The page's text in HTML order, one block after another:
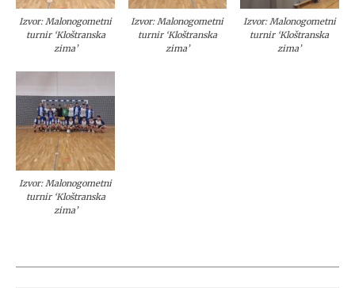
Izvor: Malonogometni
turnir ‘Kloštranska
zima’
Izvor: Malonogometni
turnir ‘Kloštranska
zima’
Izvor: Malonogometni
turnir ‘Kloštranska
zima’
Izvor: Malonogometni
turnir ‘Kloštranska
zima’